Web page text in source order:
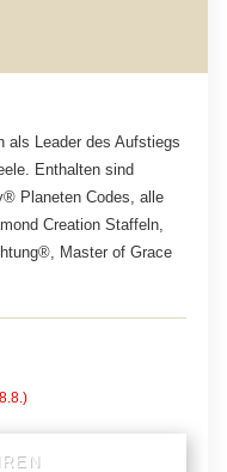
als Leader des Aufstiegs
Enthalten sind
Planeten Codes, alle
Creation Staffeln,
Master of Grace